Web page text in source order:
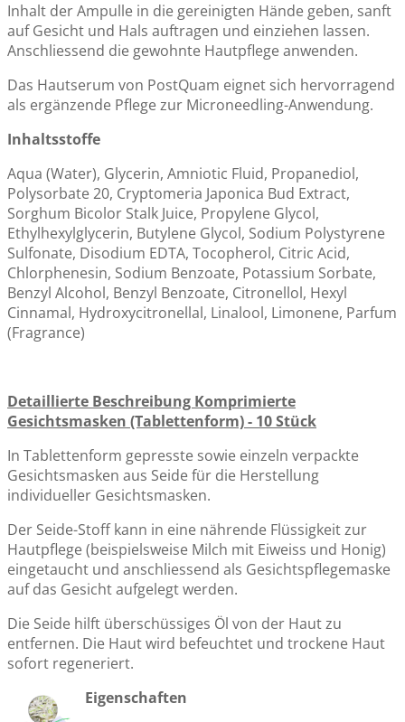
Inhalt der Ampulle in die gereinigten Hände geben, sanft
auf Gesicht und Hals auftragen und einziehen lassen.
Anschliessend die gewohnte Hautpflege anwenden.
Das Hautserum von PostQuam eignet sich hervorragend
als ergänzende Pflege zur Microneedling-Anwendung.
Inhaltsstoffe
Aqua (Water), Glycerin, Amniotic Fluid, Propanediol,
Polysorbate 20, Cryptomeria Japonica Bud Extract,
Sorghum Bicolor Stalk Juice, Propylene Glycol,
Ethylhexylglycerin, Butylene Glycol, Sodium Polystyrene
Sulfonate, Disodium EDTA, Tocopherol, Citric Acid,
Chlorphenesin, Sodium Benzoate, Potassium Sorbate,
Benzyl Alcohol, Benzyl Benzoate, Citronellol, Hexyl
Cinnamal, Hydroxycitronellal, Linalool, Limonene, Parfum
(Fragrance)
Detaillierte Beschreibung Komprimierte
Gesichtsmasken (Tablettenform) - 10 Stück
In Tablettenform gepresste sowie einzeln verpackte
Gesichtsmasken aus Seide für die Herstellung
individueller Gesichtsmasken.
Der Seide-Stoff kann in eine nährende Flüssigkeit zur
Hautpflege (beispielsweise Milch mit Eiweiss und Honig)
eingetaucht und anschliessend als Gesichtspflegemaske
auf das Gesicht aufgelegt werden.
Die Seide hilft überschüssiges Öl von der Haut zu
entfernen. Die Haut wird befeuchtet und trockene Haut
sofort regeneriert.
Eigenschaften